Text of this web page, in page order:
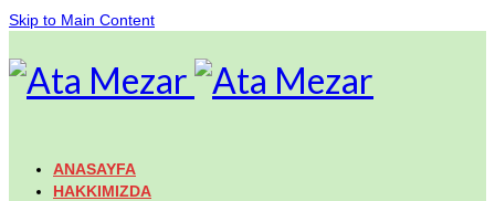
Skip to Main Content
ANASAYFA
HAKKIMIZDA